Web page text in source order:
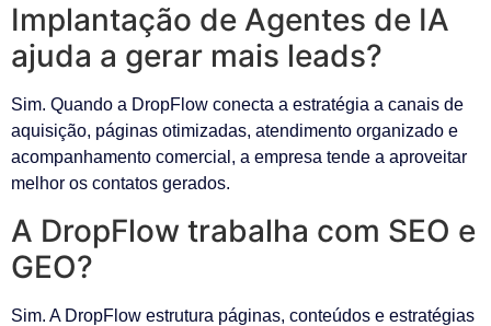
Implantação de Agentes de IA
ajuda a gerar mais leads?
Sim. Quando a DropFlow conecta a estratégia a canais de
aquisição, páginas otimizadas, atendimento organizado e
acompanhamento comercial, a empresa tende a aproveitar
melhor os contatos gerados.
A DropFlow trabalha com SEO e
GEO?
Sim. A DropFlow estrutura páginas, conteúdos e estratégias